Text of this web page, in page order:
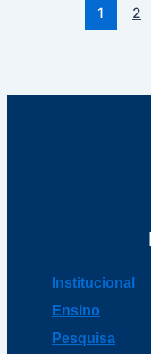
1 2
Institucional
Ensino
Pesquisa